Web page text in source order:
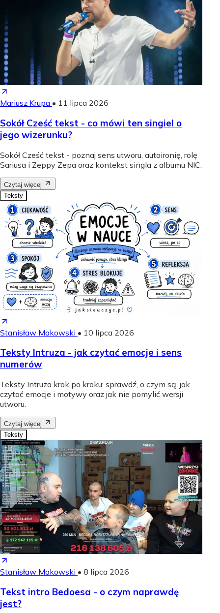
Mariusz Krupa • 11 lipca 2026
Sokół Cześć tekst - co mówi ten singiel o
jego wizerunku?
Sokół Cześć tekst - poznaj sens utworu, autoironię, rolę
Sariusa i Zeppy Zepa oraz kontekst singla z albumu NIC.
Czytaj więcej
Teksty
Stanisław Makowski • 10 lipca 2026
Teksty Intruza - jak czytać emocje i sens
numerów
Teksty Intruza krok po kroku: sprawdź, o czym są, jak
czytać emocje i motywy oraz jak nie pomylić wersji
utworu.
Czytaj więcej
Teksty
Stanisław Makowski • 8 lipca 2026
Tekst intro Bedoesa - o czym naprawdę
jest?